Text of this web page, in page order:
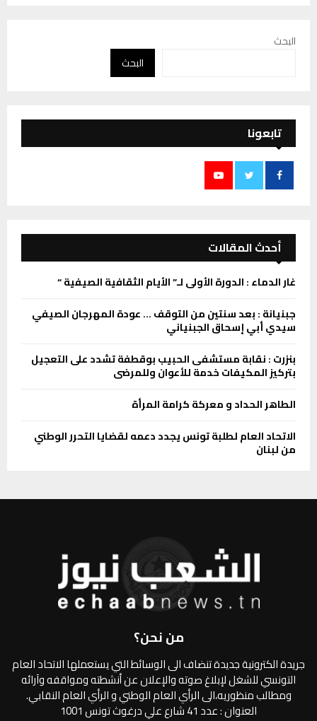
البحث
البحث
تابعونا
أحدث المقالات
غار الدماء : الدورة الأولى لـ” الأيام الثقافية الصيفية “
جبنيانة : بعد سنتين من التوقف … عودة المهرجان الصيفي
سيدي أبي إسحاق الجبنياني
بنزرت : نقابة مستشفى الحبيب بوقطفة تشدد على التعجيل
بتركيز المكيفات خدمة للأعوان وللمرضى
الطاهر الحداد و معركة كرامة المرأة
الاتحاد العام لطلبة تونس يجدد دعمه لقضايا التحرر الوطني
من لبنان
من نحن؟
جريدة الكترونية جديدة تنضاف الى الوسائط التي يستعملها الاتحاد العام
التونسي للشغل لإبلاغ صوته والإعلان عن أنشطته ومواقفه وآرائه
ومطالب منظوريه،الى الرأي العام الوطني و الرأي العام النقابي.
العنوان : عدد 41 شارع علي درغوث تونس 1001